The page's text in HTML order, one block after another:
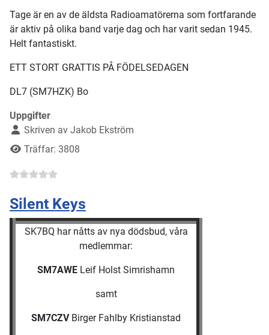
Tage är en av de äldsta Radioamatörerna som fortfarande
är aktiv på olika band varje dag och har varit sedan 1945.
Helt fantastiskt.
ETT STORT GRATTIS PÅ FÖDELSEDAGEN
DL7 (SM7HZK) Bo
Uppgifter
Skriven av Jakob Ekström
Träffar: 3808
Silent Keys
SK7BQ har nåtts av nya dödsbud, våra
medlemmar:
SM7AWE Leif Holst Simrishamn
samt
SM7CZVBirger Fahlby Kristianstad